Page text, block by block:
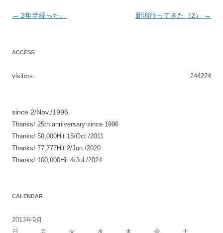
投
ョ
ン
← 2年半経った。 新潟行ってきた（2） →
ACCESS
244224
visitors:
since 2/Nov./1996.
Thanks! 25th anniversary since 1996
Thanks! 50,000Hit 15/Oct./2011
Thanks! 77,777Hit 2/Jun./2020
Thanks! 100,000Hit 4/Jul./2024
CALENDAR
2013年9月